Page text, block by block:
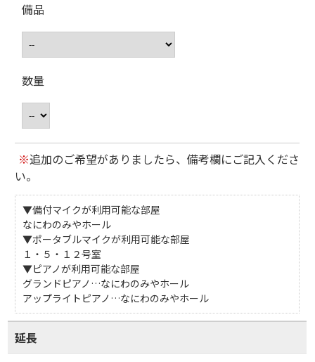
備品
数量
※追加のご希望がありましたら、備考欄にご記入くださ
い。
▼備付マイクが利用可能な部屋
なにわのみやホール
▼ポータブルマイクが利用可能な部屋
１・５・１２号室
▼ピアノが利用可能な部屋
グランドピアノ…なにわのみやホール
アップライトピアノ…なにわのみやホール
延長